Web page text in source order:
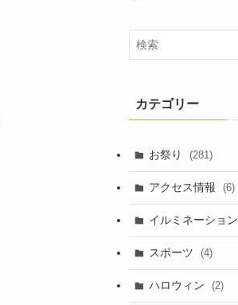
カテゴリー
お祭り (281)
アクセス情報 (6)
イルミネーション
スポーツ (4)
ハロウィン (2)